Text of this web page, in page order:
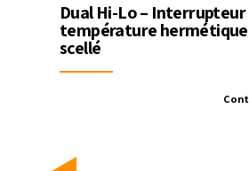
Dual Hi-Lo – Interrupteur
température
scellé